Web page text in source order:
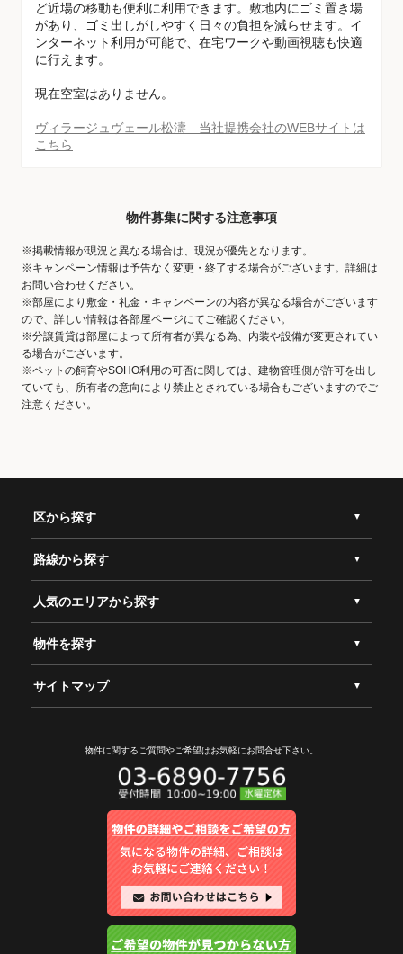
ど近場の移動も便利に利用できます。敷地内にゴミ置き場
があり、ゴミ出しがしやすく日々の負担を減らせます。イ
ンターネット利用が可能で、在宅ワークや動画視聴も快適
に行えます。
現在空室はありません。
ヴィラージュヴェール松濤 当社提携会社のWEBサイトは
こちら
物件募集に関する注意事項
※掲載情報が現況と異なる場合は、現況が優先となります。
※キャンペーン情報は予告なく変更・終了する場合がございます。詳細は
お問い合わせください。
※部屋により敷金・礼金・キャンペーンの内容が異なる場合がございます
ので、詳しい情報は各部屋ページにてご確認ください。
※分譲賃貸は部屋によって所有者が異なる為、内装や設備が変更されてい
る場合がございます。
※ペットの飼育やSOHO利用の可否に関しては、建物管理側が許可を出し
ていても、所有者の意向により禁止とされている場合もございますのでご
注意ください。
区から探す
路線から探す
人気のエリアから探す
物件を探す
サイトマップ
物件に関するご質問やご希望はお気軽にお問合せ下さい。